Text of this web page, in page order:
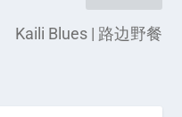
Kaili Blues | 路边野餐